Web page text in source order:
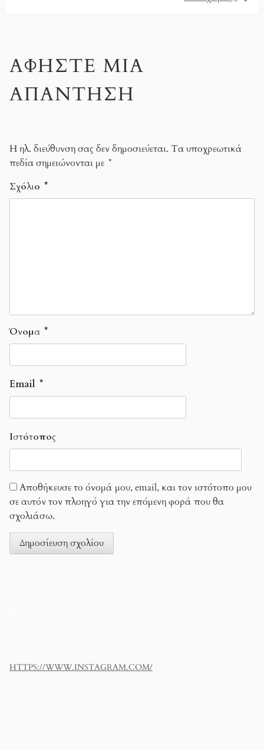
ΑΦΉΣΤΕ ΜΙΑ
ΑΠΆΝΤΗΣΗ
Η ηλ. διεύθυνση σας δεν δημοσιεύεται. Τα υποχρεωτικά
πεδία σημειώνονται με *
Σχόλιο *
Όνομα *
Email *
Ιστότοπος
Αποθήκευσε το όνομά μου, email, και τον ιστότοπο μου
σε αυτόν τον πλοηγό για την επόμενη φορά που θα
σχολιάσω.
HTTPS://WWW.INSTAGRAM.COM/